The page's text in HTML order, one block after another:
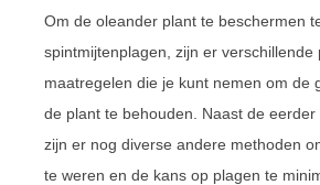
Om de oleander plant te beschermen
spintmijtenplagen, zijn er verschillende
maatregelen die je kunt nemen om de
de plant te behouden. Naast de eerder
zijn er nog diverse andere methoden
te weren en de kans op plagen te